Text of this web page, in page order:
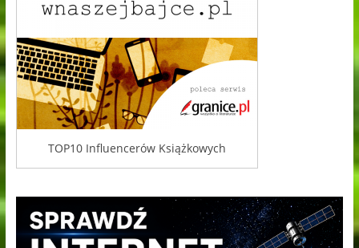
TOP10 Influencerów Książkowych